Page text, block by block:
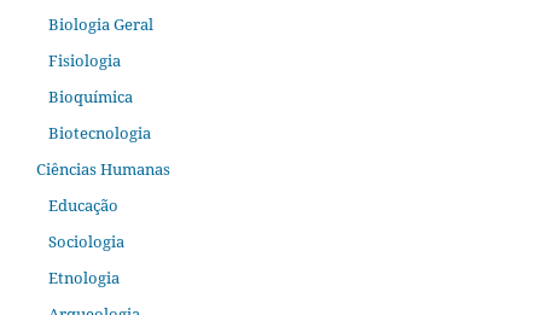
Biologia Geral
Fisiologia
Bioquímica
Biotecnologia
Ciências Humanas
Educação
Sociologia
Etnologia